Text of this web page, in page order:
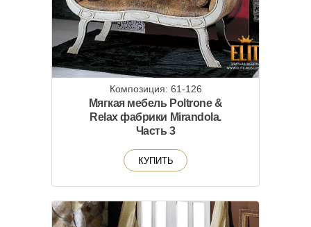
Композиция: 61-126
Мягкая мебель Poltrone &
Relax фабрики Mirandola.
Часть 3
КУПИТЬ